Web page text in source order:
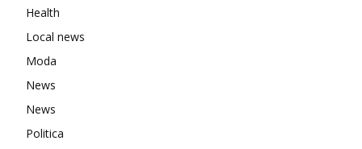
Health
Local news
Moda
News
News
Politica